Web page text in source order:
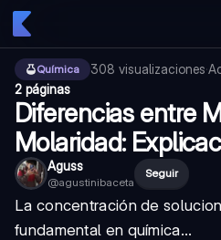
Química 308 visualizaciones·
2 páginas
Diferencias entre
Molaridad:
Aguss
@agustinibaceta
Seguir
La concentración de
fundamental en química...